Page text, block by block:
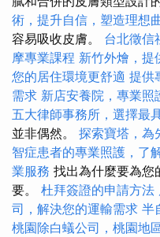
術，提升自信，塑造理想
容易吸收皮膚。 台北徵信
摩專業課程 新竹外燴，提
您的居住環境更舒適 提供
需求 新店安養院，專業照
五大律師事務所，選擇最
並非偶然。 探索寶塔，為
智症患者的專業照護，了
業服務 找出為什麼要為您
要。 杜拜簽證的申請方法
司，解決您的運輸需求 半
桃園除白蟻公司，桃園地